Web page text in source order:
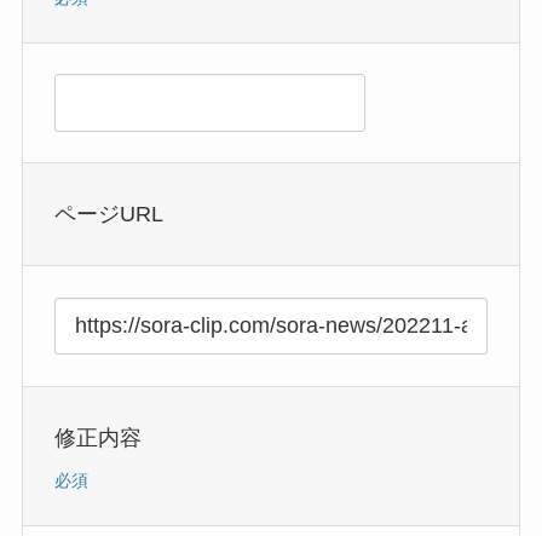
ページURL
修正内容
必須